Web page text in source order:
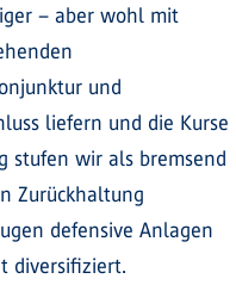
– aber wohl mit
und
liefern und die Kurse
stufen wir als bremsend
Zurückhaltung
defensive Anlagen
diversifiziert.